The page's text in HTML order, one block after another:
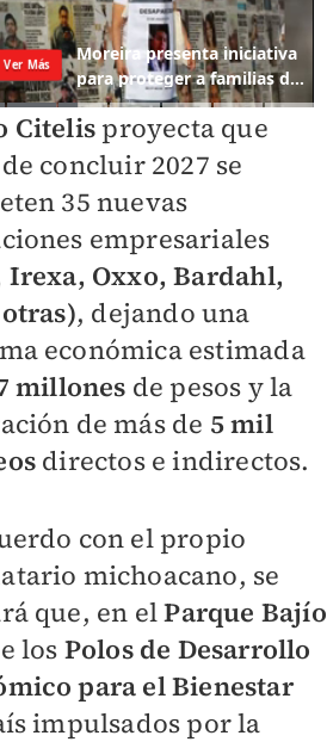
Citelisproyecta que
concluir 2027 se
35 nuevas
empresariales
Irexa, Oxxo, Bardahl,
, dejando una
económica estimada
millones de pesos y la
de más de 5 mil
directos e indirectos.
con el propio
michoacano, se
que, en elParque Bajío
losPolos de Desarrollo
para el Bienestar
impulsados por la